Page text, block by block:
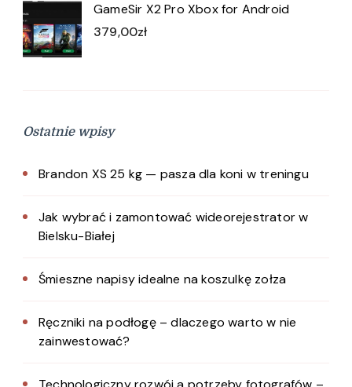
GameSir X2 Pro Xbox for Android
379,00zł
Ostatnie wpisy
Brandon XS 25 kg — pasza dla koni w treningu
Jak wybrać i zamontować wideorejestrator w
Bielsku-Białej
Śmieszne napisy idealne na koszulkę zołza
Ręczniki na podłogę – dlaczego warto w nie
zainwestować?